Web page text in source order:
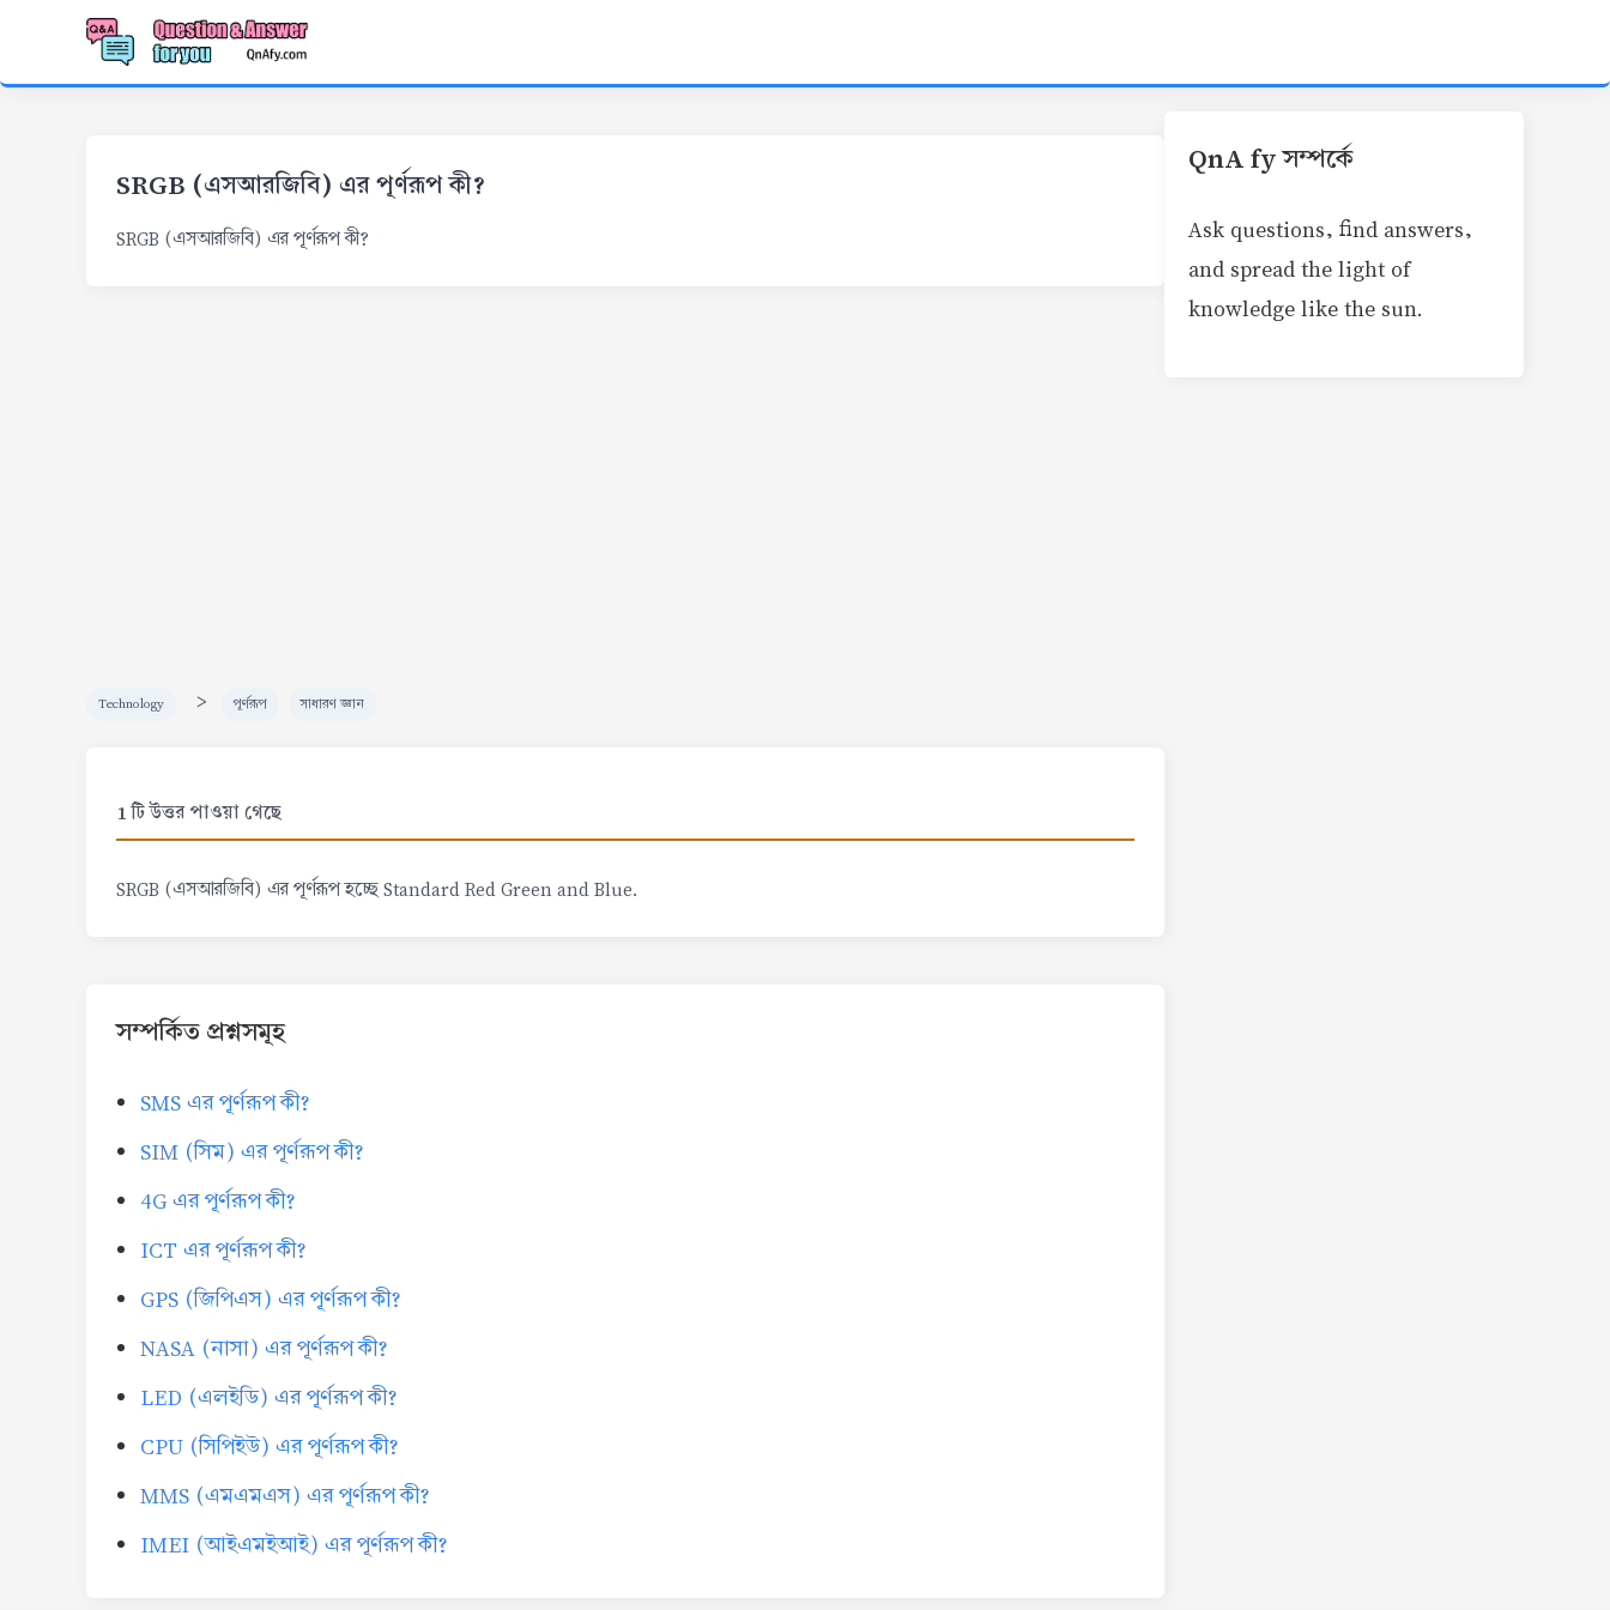
SRGB (এসআরজিবি) এর পূর্ণরূপ কী?
SRGB (এসআরজিবি) এর পূর্ণরূপ কী?
Technology > পূর্ণরূপ সাধারণ জ্ঞান
1 টি উত্তর পাওয়া গেছে
SRGB (এসআরজিবি) এর পূর্ণরূপ হচ্ছে Standard Red Green and Blue.
সম্পর্কিত প্রশ্নসমূহ
SMS এর পূর্ণরূপ কী?
SIM (সিম) এর পূর্ণরূপ কী?
4G এর পূর্ণরূপ কী?
ICT এর পূর্ণরূপ কী?
GPS (জিপিএস) এর পূর্ণরূপ কী?
NASA (নাসা) এর পূর্ণরূপ কী?
LED (এলইডি) এর পূর্ণরূপ কী?
CPU (সিপিইউ) এর পূর্ণরূপ কী?
MMS (এমএমএস) এর পূর্ণরূপ কী?
IMEI (আইএমইআই) এর পূর্ণরূপ কী?
QnA fy সম্পর্কে
Ask questions, find answers,
and spread the light of
knowledge like the sun.